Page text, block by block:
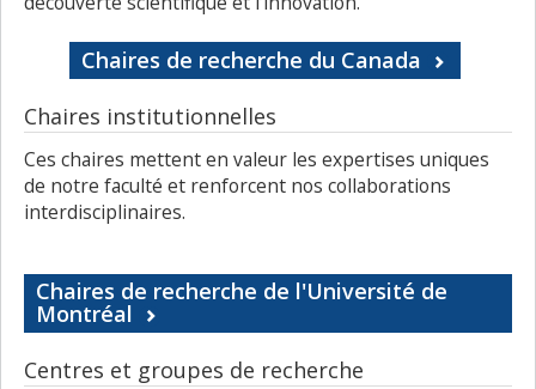
Chaires de recherche du Canada
Chaires institutionnelles
Ces chaires mettent en valeur les expertises uniques
de notre faculté et renforcent nos collaborations
interdisciplinaires.
Chaires de recherche de l'Université de
Montréal
Centres et groupes de recherche